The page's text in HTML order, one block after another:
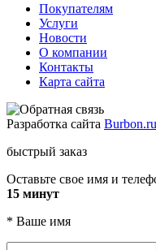
Покупателям
Услуги
Новости
О компании
Контакты
Карта сайта
Разработка сайта Burbon.ru
быстрый заказ
Оставьте свое имя и
15 минут
* Ваше имя